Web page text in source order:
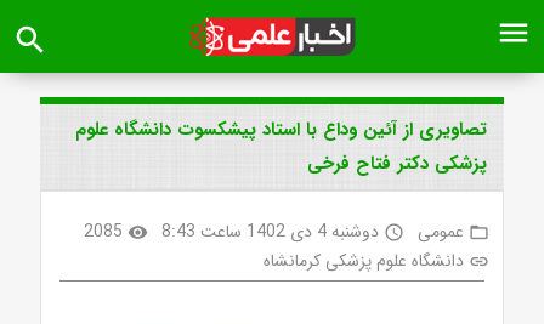
menu
search
تصاویری از آئین وداع با استاد پیشکسوت دانشگاه علوم
پزشکی دکتر فتاح فرخی
folder_open عمومی access_time دوشنبه 4 دی 1402 ساعت 8:43 visibility
2085
link دانشگاه علوم پزشکی کرمانشاه